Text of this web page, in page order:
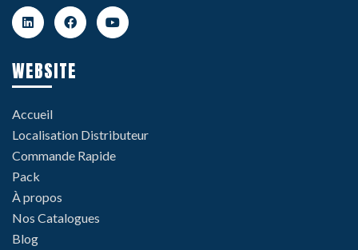
WEBSITE
Accueil
Localisation Distributeur
Commande Rapide
Pack
À propos
Nos Catalogues
Blog